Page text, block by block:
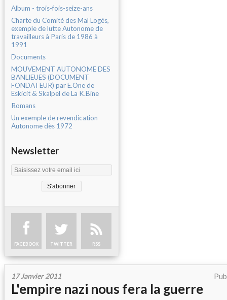
Album - trois-fois-seize-ans
Charte du Comité des Mal Logés,
exemple de lutte Autonome de
travailleurs à Paris de 1986 à
1991
Documents
MOUVEMENT AUTONOME DES
BANLIEUES (DOCUMENT
FONDATEUR) par E.One de
Eskicit & Skalpel de La K.Bine
Romans
Un exemple de revendication
Autonome dès 1972
Newsletter
FACEBOOK TWITTER RSS
17 Janvier 2011
L'empire nazi nous fera la guerre